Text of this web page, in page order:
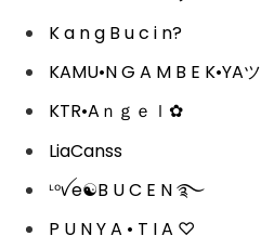
K a n g B u c i n?
KAMU•N G A M B E K•YAツ
KTR•Aｎｇｅｌ✿
LiaCanss
ᶫᵒꪜe☯B U C E N ࿐
P U N Y A • T I A ♡